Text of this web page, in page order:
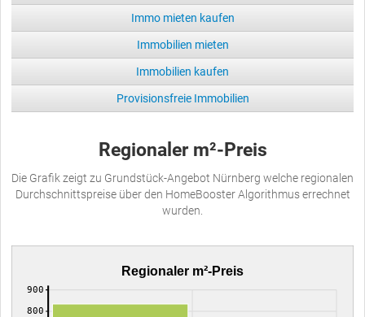
Immo mieten kaufen
Immobilien mieten
Immobilien kaufen
Provisionsfreie Immobilien
Regionaler m²-Preis
Die Grafik zeigt zu Grundstück-Angebot Nürnberg welche regionalen
Durchschnittspreise über den HomeBooster Algorithmus errechnet
wurden.
Regionaler m²-Preis
800
900